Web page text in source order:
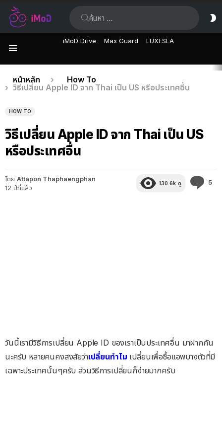
iMoD Drive Max Guard LUXESLA
เรื่อง
ล่าสุด
คุณอยู่ที่นี่:
หน้าหลัก
How To
วิธีเปลี่ยน Apple ID จาก Thai เป็น US หรือประเทศอื่น
HOW TO
วิธีเปลี่ยน Apple ID จาก Thai เป็น US
หรือประเทศอื่น
โดย Attapon Thaphaengphan
12 ปีที่แล้ว
130.6k ดู 5
วันนี้เรามีวิธีการเปลี่ยน Apple ID ของเราเป็นประเทศอื่น มาฝากกัน
นะครับ หลายคนคงสงสัยว่าเปลี่ยนทำไม เปลี่ยนเพื่อซื้อแอพบางตัวที่มี
เฉพาะประเทศนั้นๆครับ ส่วนวิธีการเปลี่ยนก็ง่ายมากครับ